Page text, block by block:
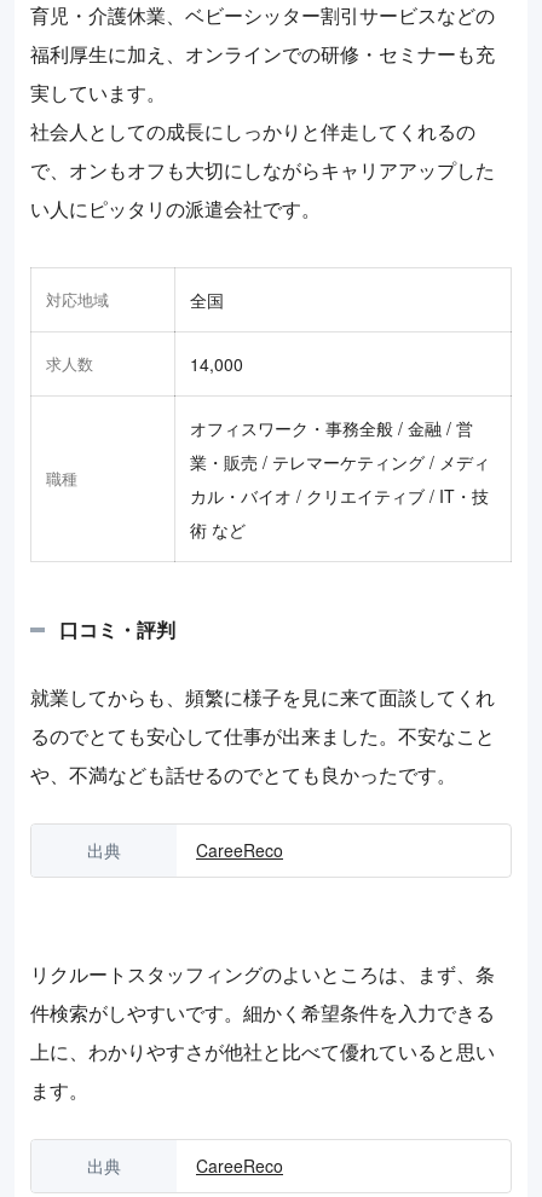
育児・介護休業、ベビーシッター割引サービスなどの
福利厚生に加え、オンラインでの研修・セミナーも充
実しています。
社会人としての成長にしっかりと伴走してくれるの
で、オンもオフも大切にしながらキャリアアップした
い人にピッタリの派遣会社です。
対応地域 全国
求人数 14,000
職種
オフィスワーク・事務全般 / 金融 / 営
業・販売 / テレマーケティング / メディ
カル・バイオ / クリエイティブ / IT・技
術 など
口コミ・評判
就業してからも、頻繁に様子を見に来て面談してくれ
るのでとても安心して仕事が出来ました。不安なこと
や、不満なども話せるのでとても良かったです。
出典 CareeReco
リクルートスタッフィングのよいところは、まず、条
件検索がしやすいです。細かく希望条件を入力できる
上に、わかりやすさが他社と比べて優れていると思い
ます。
出典 CareeReco